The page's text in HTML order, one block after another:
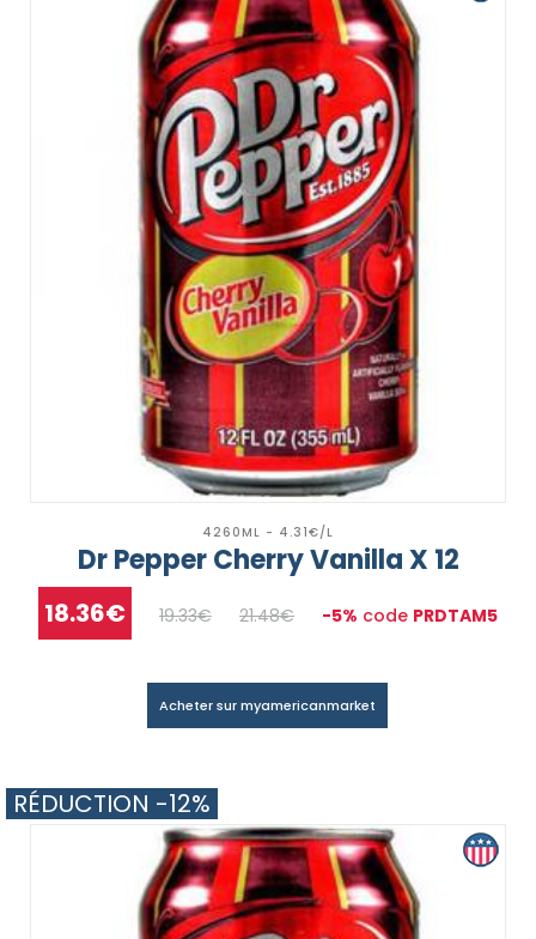
4260ML - 4.31€/L
Dr Pepper Cherry Vanilla X 12
18.36€ 19.33€ 21.48€ -5% code PRDTAM5
Acheter sur myamericanmarket
RÉDUCTION -12%